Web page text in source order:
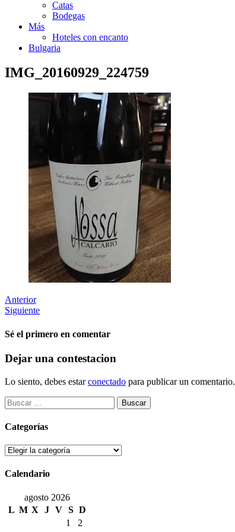
Catas
Bodegas
Más
Hoteles con encanto
Bulgaria
IMG_20160929_224759
Anterior
Siguiente
Sé el primero en comentar
Dejar una contestacion
Lo siento, debes estarconectado para publicar un comentario.
Buscar:
Categorías
Categorías
Calendario
agosto 2026
L M X J V S D
1
2